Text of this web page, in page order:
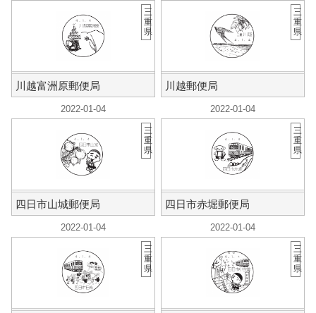
川越富洲原郵便局
三
重
県
川越郵便局
三
重
県
2022-01-04
四日市山城郵便局
三
重
県
2022-01-04
四日市赤堀郵便局
三
重
県
2022-01-04
三
重
県
2022-01-04
三
重
県